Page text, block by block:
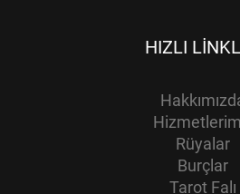
HIZLI
Rüyalar
Burçlar
Tarot Falı